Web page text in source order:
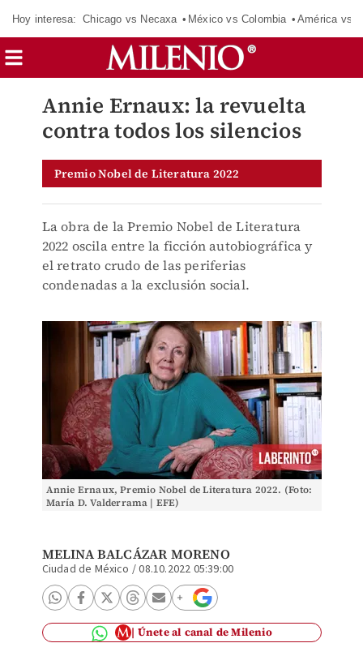
Hoy interesa: Chicago vs Necaxa México vs Colombia América vs
Annie Ernaux: la revuelta
contra todos los silencios
Premio Nobel de Literatura 2022
La obra de la Premio Nobel de Literatura
2022 oscila entre la ficción autobiográfica y
el retrato crudo de las periferias
condenadas a la exclusión social.
Annie Ernaux, Premio Nobel de Literatura 2022. (Foto:
María D. Valderrama | EFE)
MELINA BALCÁZAR MORENO
Ciudad de México /08.10.2022 05:39:00
Únete al canal de Milenio